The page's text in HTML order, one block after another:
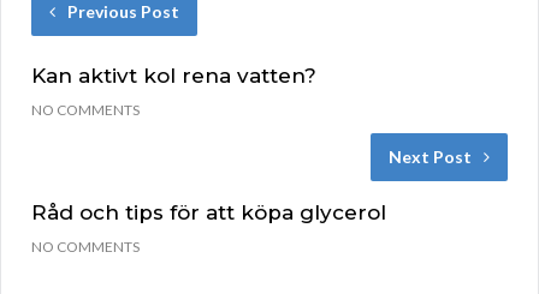
Previous Post
Kan aktivt kol rena vatten?
NO COMMENTS
Next Post
Råd och tips för att köpa glycerol
NO COMMENTS